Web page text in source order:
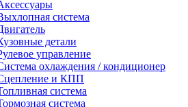
система
детали
управление
охлаждения / кондиционер
и КПП
система
система